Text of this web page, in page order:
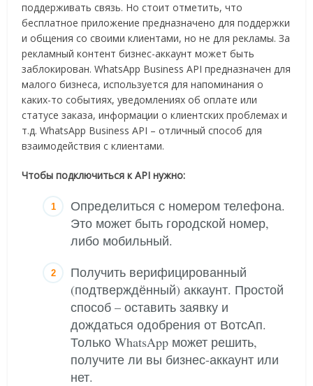
поддерживать связь. Но стоит отметить, что
бесплатное приложение предназначено для поддержки
и общения со своими клиентами, но не для рекламы. За
рекламный контент бизнес-аккаунт может быть
заблокирован. WhatsApp Business API предназначен для
малого бизнеса, используется для напоминания о
каких-то событиях, уведомлениях об оплате или
статусе заказа, информации о клиентских проблемах и
т.д. WhatsApp Business API – отличный способ для
взаимодействия с клиентами.
Чтобы подключиться к API нужно:
Определиться с номером телефона.
Это может быть городской номер,
либо мобильный.
Получить верифицированный
(подтверждённый) аккаунт. Простой
способ – оставить заявку и
дождаться одобрения от ВотсАп.
Только WhatsApp может решить,
получите ли вы бизнес-аккаунт или
нет.